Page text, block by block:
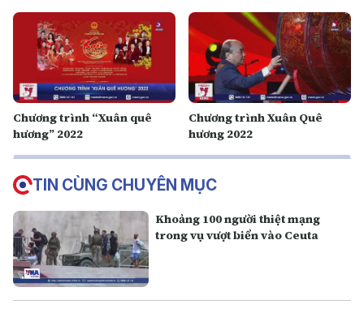
Chương trình “Xuân quê
hương” 2022
Chương trình Xuân Quê
hương 2022
TIN CÙNG CHUYÊN MỤC
Khoảng 100 người thiệt mạng
trong vụ vượt biển vào Ceuta